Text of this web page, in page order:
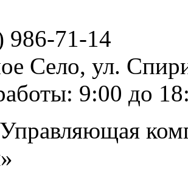
986-71-14
Село, ул.
9:00 до